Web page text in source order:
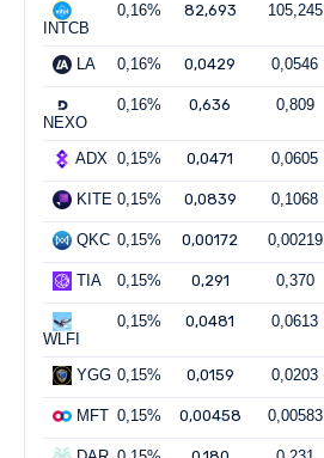
INTCB
0,16% 82,693 105,245
LA 0,16% 0,0429 0,0546
NEXO
0,16% 0,636 0,809
ADX 0,15% 0,0471 0,0605
KITE 0,15% 0,0839 0,1068
QKC 0,15% 0,00172 0,00219
TIA 0,15% 0,291 0,370
WLFI
0,15% 0,0481 0,0613
YGG 0,15% 0,0159 0,0203
MFT 0,15% 0,00458 0,00583